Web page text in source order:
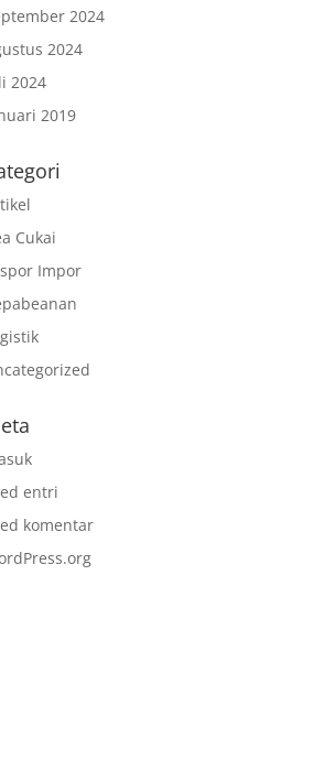
2024
2024
2024
2019
Cukai
Impor
entri
komentar